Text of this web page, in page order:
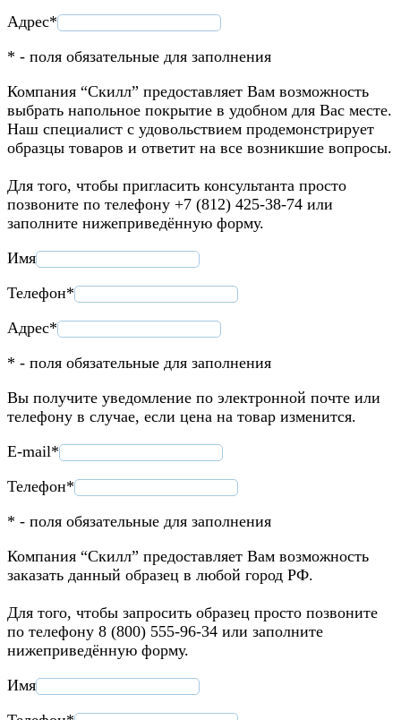
Адрес*
* - поля обязательные для заполнения
Компания “Скилл” предоставляет Вам возможность
выбрать напольное покрытие в удобном для Вас месте.
Наш специалист с удовольствием продемонстрирует
образцы товаров и ответит на все возникшие вопросы.
Для того, чтобы пригласить консультанта просто
позвоните по телефону +7 (812) 425-38-74 или
заполните нижеприведённую форму.
Имя
Телефон*
Адрес*
* - поля обязательные для заполнения
Вы получите уведомление по электронной почте или
телефону в случае, если цена на товар изменится.
E-mail*
Телефон*
* - поля обязательные для заполнения
Компания “Скилл” предоставляет Вам возможность
заказать данный образец в любой город РФ.
Для того, чтобы запросить образец просто позвоните
по телефону 8 (800) 555-96-34 или заполните
нижеприведённую форму.
Имя